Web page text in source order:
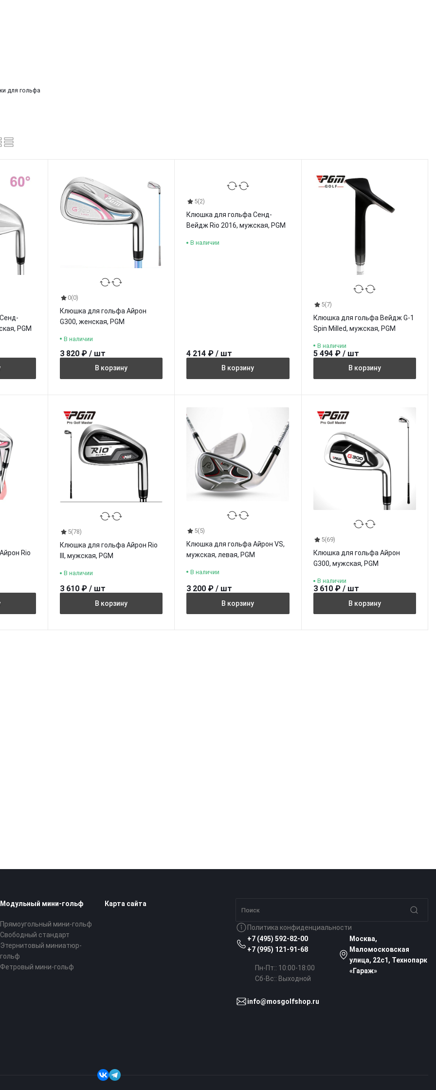
для гольфа
PGM
0(0)
Клюшка для гольфа Айрон
G300, женская, PGM
В наличии
3 820 ₽ / шт
В корзину
5(2)
Клюшка для гольфа Сенд-
Вейдж Rio 2016, мужская, PGM
В наличии
4 214 ₽ / шт
В корзину
5(7)
Клюшка для гольфа Вейдж G-1
Spin Milled, мужская, PGM
В наличии
5 494 ₽ / шт
В корзину
Rio
5(78)
Клюшка для гольфа Айрон Rio
III, мужская, PGM
В наличии
3 610 ₽ / шт
В корзину
5(5)
Клюшка для гольфа Айрон VS,
мужская, левая, PGM
В наличии
3 200 ₽ / шт
В корзину
5(69)
Клюшка для гольфа Айрон
G300, мужская, PGM
В наличии
3 610 ₽ / шт
В корзину
Модульный мини-гольф
Прямоугольный мини-гольф
Свободный стандарт
Этернитовый миниатюр-
гольф
Фетровый мини-гольф
Карта сайта
Политика конфиденциальности
+7 (495) 592-82-00
+7 (995) 121-91-68
Пн-Пт:: 10:00-18:00
Сб-Вс:: Выходной
Москва,
Маломосковская
улица, 22с1, Технопарк
«Гараж»
info@mosgolfshop.ru